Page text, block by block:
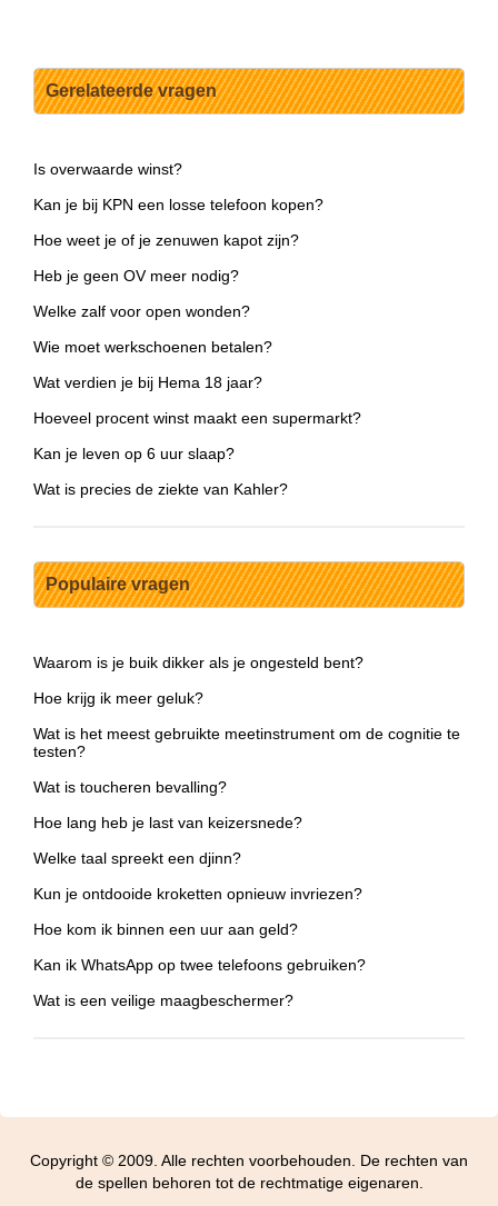
Gerelateerde vragen
Is overwaarde winst?
Kan je bij KPN een losse telefoon kopen?
Hoe weet je of je zenuwen kapot zijn?
Heb je geen OV meer nodig?
Welke zalf voor open wonden?
Wie moet werkschoenen betalen?
Wat verdien je bij Hema 18 jaar?
Hoeveel procent winst maakt een supermarkt?
Kan je leven op 6 uur slaap?
Wat is precies de ziekte van Kahler?
Populaire vragen
Waarom is je buik dikker als je ongesteld bent?
Hoe krijg ik meer geluk?
Wat is het meest gebruikte meetinstrument om de cognitie te
testen?
Wat is toucheren bevalling?
Hoe lang heb je last van keizersnede?
Welke taal spreekt een djinn?
Kun je ontdooide kroketten opnieuw invriezen?
Hoe kom ik binnen een uur aan geld?
Kan ik WhatsApp op twee telefoons gebruiken?
Wat is een veilige maagbeschermer?
Copyright © 2009. Alle rechten voorbehouden. De rechten van
de spellen behoren tot de rechtmatige eigenaren.